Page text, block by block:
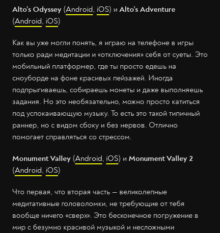
Alto’s Odyssey (Android, iOS) и Alto’s Adventure
(Android, iOS)
Как вы уже могли понять, я играю на телефоне в игры
только ради медитации и «отключения» себя от суеты. Это
мобильный платформер, где ты просто едешь на
сноуборде на фоне красивых пейзажей. Иногда
подпрыгиваешь, собираешь монеты и даже выполняешь
задания. Но это необязательно, можно просто катиться
под успокаивающую музыку. То есть это такой типичный
раннер, но с видом сбоку и без нервов. Отлично
помогает справляться со стрессом.
Monument Valley (Android, iOS) и Monument Valley 2
(Android, iOS)
Что первая, что вторая часть — великолепные
медитативные головоломки, не требующие от тебя
вообще ничего «сверх». Это бесконечное погружение в
мир с безумно красивой музыкой и несложными